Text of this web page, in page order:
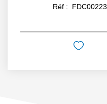
Réf : FDC00223